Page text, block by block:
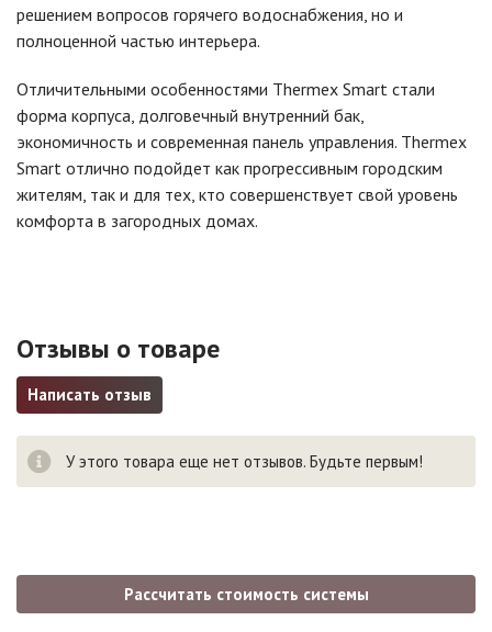
решением вопросов горячего водоснабжения, но и
полноценной частью интерьера.
Отличительными особенностями Thermex Smart стали
форма корпуса, долговечный внутренний бак,
экономичность и современная панель управления. Thermex
Smart отлично подойдет как прогрессивным городским
жителям, так и для тех, кто совершенствует свой уровень
комфорта в загородных домах.
Отзывы о товаре
Написать отзыв
У этого товара еще нет отзывов. Будьте первым!
Рассчитать стоимость системы